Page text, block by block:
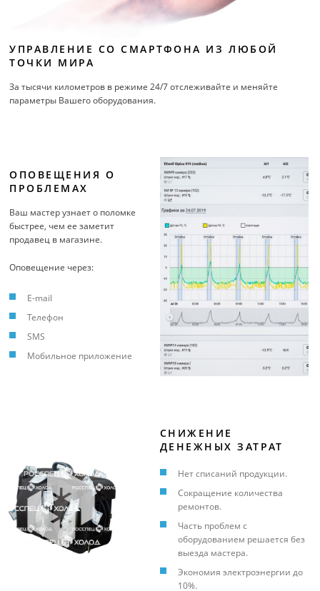
УПРАВЛЕНИЕ СО СМАРТФОНА ИЗ ЛЮБОЙ
ТОЧКИ МИРА
За тысячи километров в режиме 24/7 отслеживайте и меняйте
параметры Вашего оборудования.
ОПОВЕЩЕНИЯ О
ПРОБЛЕМАХ
Ваш мастер узнает о поломке
быстрее, чем ее заметит
продавец в магазине.
Оповещение через:
E-mail
Телефон
SMS
Мобильное приложение
СНИЖЕНИЕ
ДЕНЕЖНЫХ ЗАТРАТ
Нет списаний продукции.
Сокращение количества
ремонтов.
Часть проблем с
оборудованием решается без
выезда мастера.
Экономия электроэнергии до
10%.